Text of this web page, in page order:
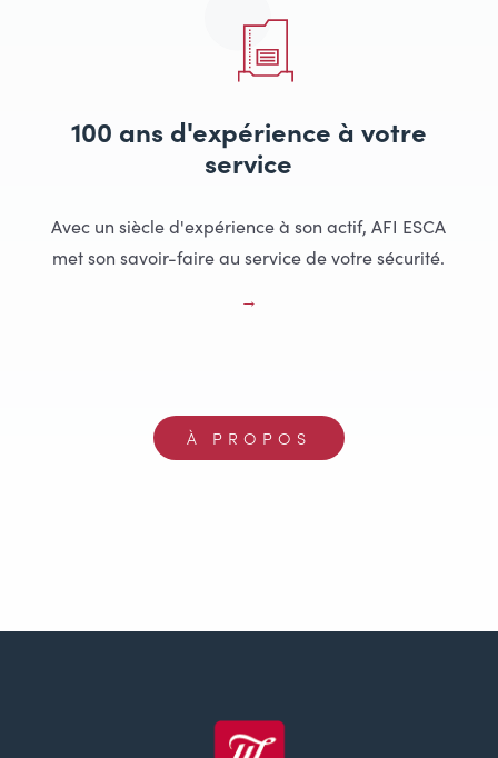
100 ans d'expérience à votre
service
Avec un siècle d'expérience à son actif, AFI ESCA
met son savoir-faire au service de votre sécurité.
À PROPOS